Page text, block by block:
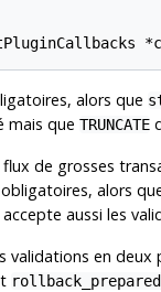
alors que
mais que TRUNCATE
de grosses
alors
aussi les
en